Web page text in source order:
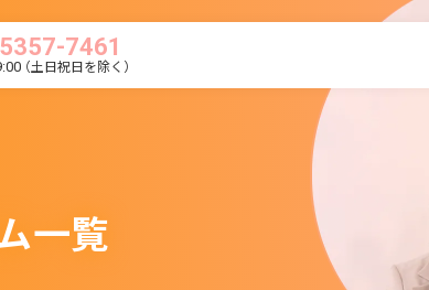
7461
（土日祝日を除く）
一覧